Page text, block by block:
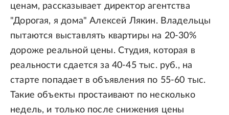
ценам, рассказывает директор агентства
"Дорогая, я дома" Алексей Лякин. Владельцы
пытаются выставлять квартиры на 20-30%
дороже реальной цены. Студия, которая в
реальности сдается за 40-45 тыс. руб., на
старте попадает в объявления по 55-60 тыс.
Такие объекты простаивают по несколько
недель, и только после снижения цены